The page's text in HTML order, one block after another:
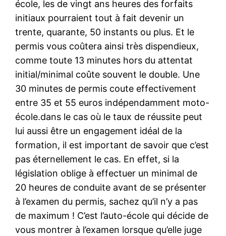
école, les de vingt ans heures des forfaits
initiaux pourraient tout à fait devenir un
trente, quarante, 50 instants ou plus. Et le
permis vous coûtera ainsi très dispendieux,
comme toute 13 minutes hors du attentat
initial/minimal coûte souvent le double. Une
30 minutes de permis coute effectivement
entre 35 et 55 euros indépendamment moto-
école.dans le cas où le taux de réussite peut
lui aussi être un engagement idéal de la
formation, il est important de savoir que c’est
pas éternellement le cas. En effet, si la
législation oblige à effectuer un minimal de
20 heures de conduite avant de se présenter
à l’examen du permis, sachez qu’il n’y a pas
de maximum ! C’est l’auto-école qui décide de
vous montrer à l’examen lorsque qu’elle juge